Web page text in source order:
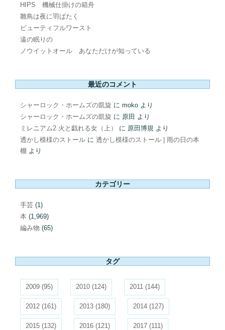
HIPS 機械仕掛けの箱舟
雛鳥は夜に羽ばたく
ビューティフルワースト
遠の眠りの
ノウイットオール あなただけが知っている
最近のコメント
シャーロック・ホームズの凱旋 に moko より
シャーロック・ホームズの凱旋 に 原田 より
ミレニアム2 火と戯れる女（上）
に 原田博規 より
透かし模様のストール に 透かし模様のストール | 雨の日の本
棚 より
カテゴリー
手芸 (1)
本 (1,969)
編み物 (65)
タグ
2009 (95) 2010 (124) 2011 (144)
2012 (161) 2013 (180) 2014 (127)
2015 (132) 2016 (121) 2017 (111)